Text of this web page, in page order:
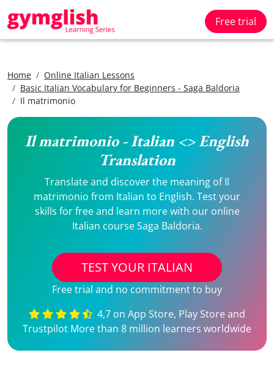
Free trial
Home
Online Italian Lessons
Basic Italian Vocabulary for Beginners - Saga Baldoria
Il matrimonio
Il matrimonio - Italian <> English
Translation
Translate and discover the meaning of Il
matrimonio from Italian to English. Test your
skills for free and learn more with our online
Italian course Saga Baldoria.
TEST YOUR ITALIAN
Free trial and no commitment to buy
4,7 on App Store, Play Store and
Trustpilot More than 8 million learners worldwide